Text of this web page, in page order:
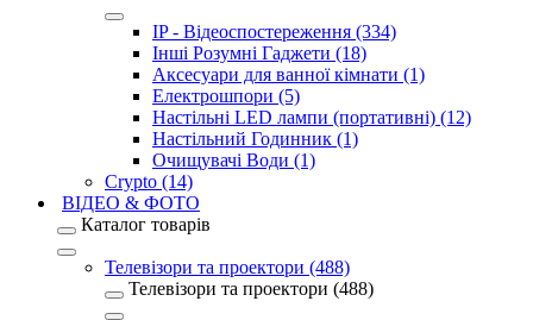
IP - Відеоспостереження (334)
Інші Розумні Гаджети (18)
Аксесуари для ванної кімнати (1)
Електрошпори (5)
Настільні LED лампи (портативні) (12)
Настільний Годинник (1)
Очищувачі Води (1)
Crypto (14)
ВІДЕО & ФОТО
Каталог товарів
Телевізори та проектори (488)
Телевізори та проектори (488)